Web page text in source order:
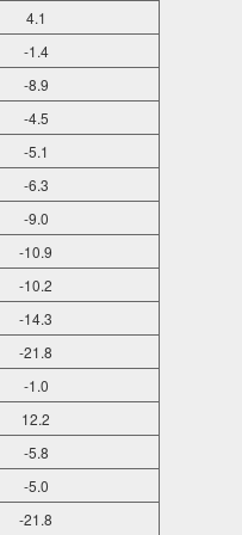
4.1
-1.4
-8.9
-4.5
-5.1
-6.3
-9.0
-10.9
-10.2
-14.3
-21.8
-1.0
12.2
-5.8
-5.0
-21.8